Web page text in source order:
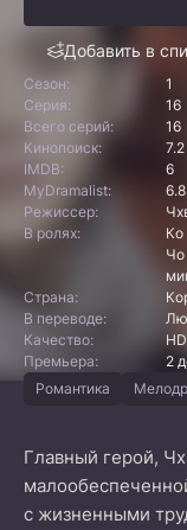
Добавить в
Сезон:
1
Серия:
16
Всего серий:
16
Кинопоиск:
7.2
IMDB:
6
MyDramalist:
6.8
Режиссер:
В ролях:
Страна:
В переводе:
Качество:
Премьера:
2
Романтика
Главный герой,
с жизненными